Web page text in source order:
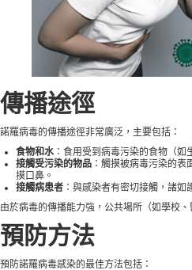
傳播途徑
諾羅病毒的傳播途徑非常廣泛，主要包括：
食物和水：食用受到病毒污染的食物（如
接觸受污染的物品 ：觸摸被病毒污染的
摸口鼻。
接觸病患者 ：與感染者有密切接觸，諸如
由於病毒的傳播能力強，公共場所（如學校
預防方法
預防諾羅病毒感染的最佳方法包括：